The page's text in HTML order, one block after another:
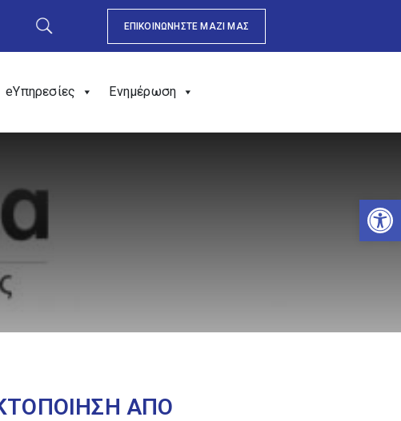
ΕΠΙΚΟΙΝΩΝΗΣΤΕ ΜΑΖΙ ΜΑΣ
eΥπηρεσίες Ενημέρωση
ΑΠΟ